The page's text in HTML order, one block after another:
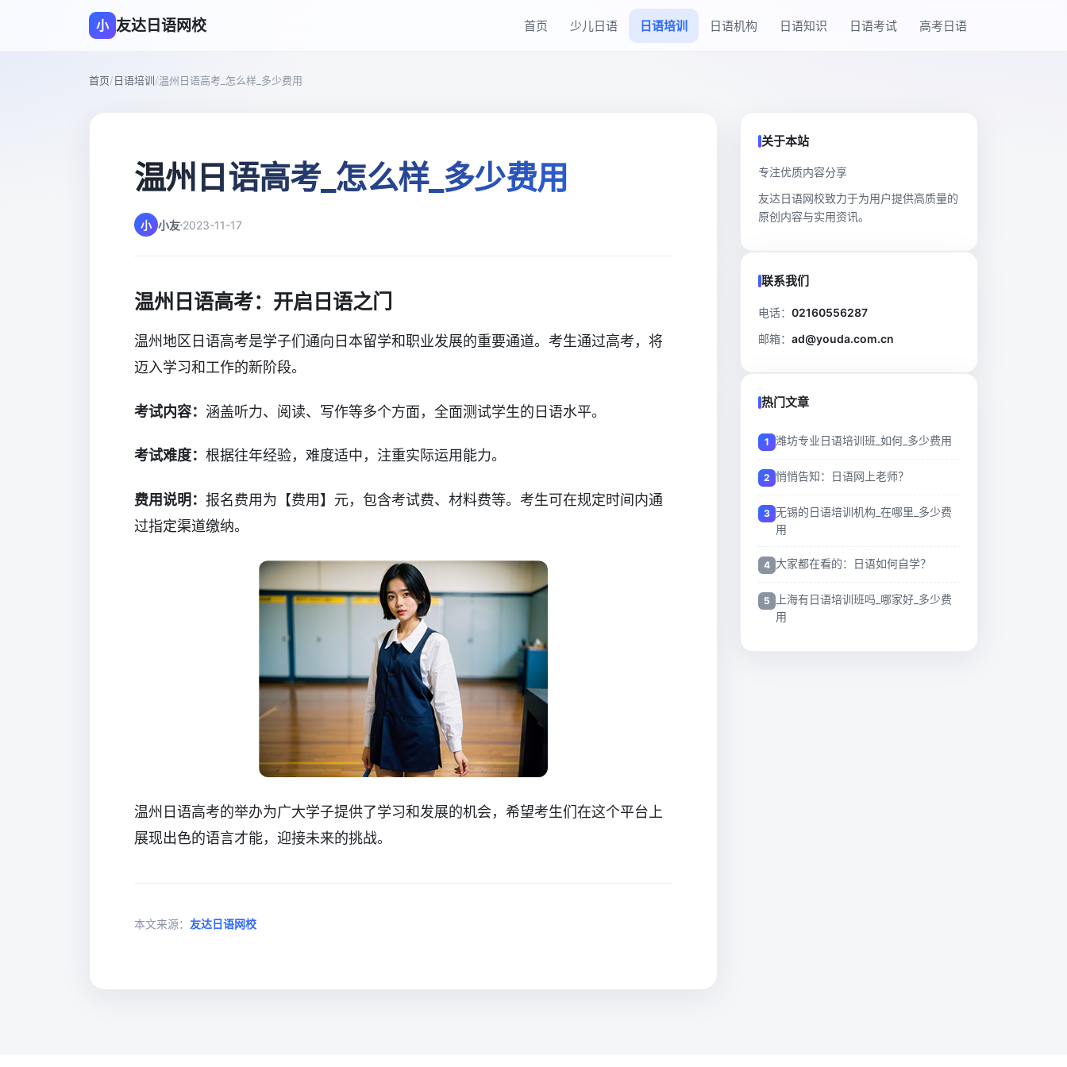
小 友达日语网校 首页 少儿日语 日语培训 日语机构 日语知识 日语考试 高考日语
首页/日语培训/温州日语高考_怎么样_多少费用
温州日语高考_怎么样_多少费用
小 小友 2023-11-17
温州日语高考：开启日语之门
温州地区日语高考是学子们通向日本留学和职业发展的重要通道。考生通过高考，将
迈入学习和工作的新阶段。
考试内容： 涵盖听力、阅读、写作等多个方面，全面测试学生的日语水平。
考试难度： 根据往年经验，难度适中，注重实际运用能力。
费用说明： 报名费用为【费用】元，包含考试费、材料费等。考生可在规定时间内通
过指定渠道缴纳。
温州日语高考的举办为广大学子提供了学习和发展的机会，希望考生们在这个平台上
展现出色的语言才能，迎接未来的挑战。
本文来源： 友达日语网校
关于本站
专注优质内容分享
友达日语网校致力于为用户提供高质量的
原创内容与实用资讯。
联系我们
电话： 02160556287
邮箱： ad@youda.com.cn
热门文章
潍坊专业日语培训班_如何_多少费用
悄悄告知：日语网上老师？
无锡的日语培训机构_在哪里_多少费
用
大家都在看的：日语如何自学？
上海有日语培训班吗_哪家好_多少费
用